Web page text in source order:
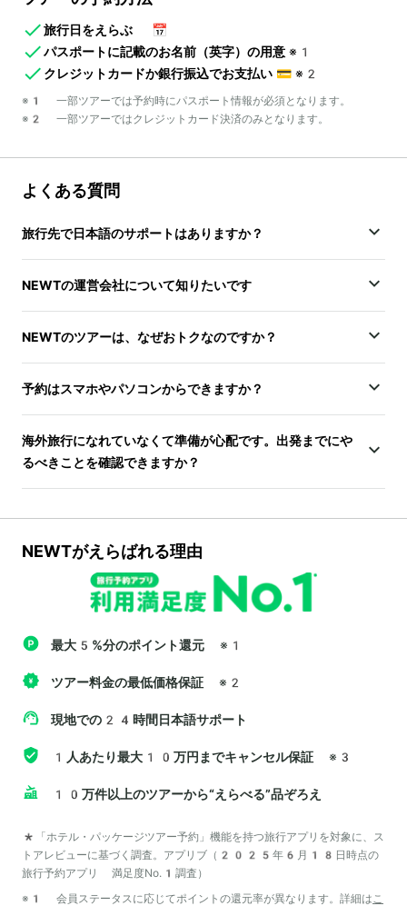
旅行日をえらぶ
📅
パスポートに記載のお名前（英字）の用意 ※1
クレジットカードか銀行振込でお支払い 💳 ※2
※1 一部ツアーでは予約時にパスポート情報が必須となります。
※2 一部ツアーではクレジットカード決済のみとなります。
よくある質問
旅行先で日本語のサポートはありますか？
NEWTの運営会社について知りたいです
NEWTのツアーは、なぜおトクなのですか？
予約はスマホやパソコンからできますか？
海外旅行になれていなくて準備が心配です。出発までにや
るべきことを確認できますか？
NEWTがえらばれる理由
最大5%分のポイント還元 ※1
ツアー料金の最低価格保証 ※2
現地での24時間日本語サポート
1人あたり最大10万円までキャンセル保証 ※3
10万件以上のツアーから“えらべる”品ぞろえ
*「ホテル・パッケージツアー予約」機能を持つ旅行アプリを対象に、ス
トアレビューに基づく調査。アプリブ（2025年6月18日時点の
旅行予約アプリ 満足度No.1調査）
※1 会員ステータスに応じてポイントの還元率が異なります。詳細は こ